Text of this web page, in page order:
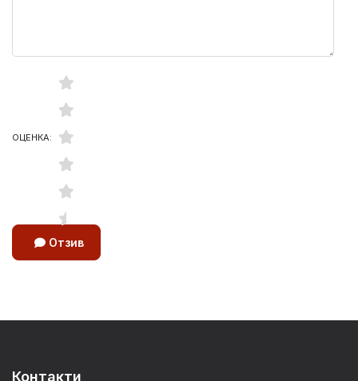
ОЦЕНКА:
Отзив
Контакти